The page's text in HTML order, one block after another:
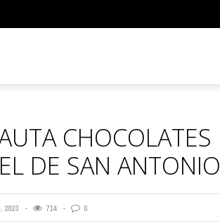
CHOCOLATES
DE SAN ANTONIO
2023 714 0